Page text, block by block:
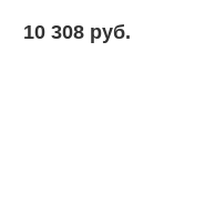
10 308 pуб.